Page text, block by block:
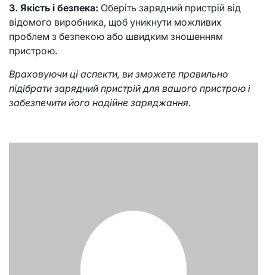
3. Якість і безпека: Оберіть зарядний пристрій від
відомого виробника, щоб уникнути можливих
проблем з безпекою або швидким зношенням
пристрою.
Враховуючи ці аспекти, ви зможете правильно
підібрати зарядний пристрій для вашого пристрою і
забезпечити його надійне заряджання.